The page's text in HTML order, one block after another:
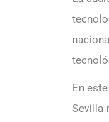
En
Sevilla